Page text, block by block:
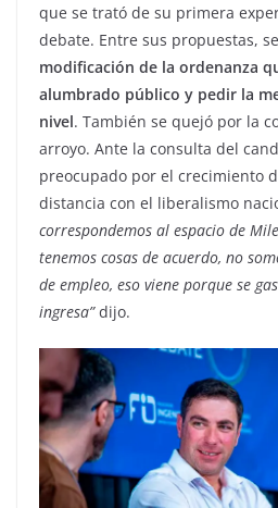
que se trató de su primera
debate. Entre sus propuestas,
modificación de la ordenanza
alumbrado público y pedir la
nivel. También se quejó por la
arroyo. Ante la consulta del
preocupado por el crecimiento
distancia con el liberalismo
correspondemos al espacio de
tenemos cosas de acuerdo, no
de empleo, eso viene porque se
ingresa”dijo.